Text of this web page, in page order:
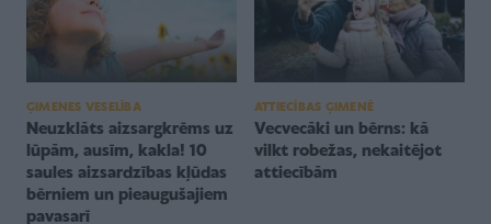
ĢIMENES VESELĪBA
Neuzklāts aizsargkrēms uz
lūpām, ausīm, kakla! 10
saules aizsardzības kļūdas
bērniem un pieaugušajiem
pavasarī
ATTIECĪBAS ĢIMENĒ
Vecvecāki un bērns: kā
vilkt robežas, nekaitējot
attiecībām